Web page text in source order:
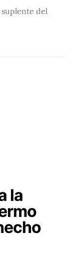
suplente del
la